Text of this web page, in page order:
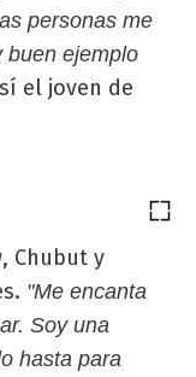
personas me
buen ejemplo
el joven de
Chubut y
"Me encanta
Soy una
hasta para